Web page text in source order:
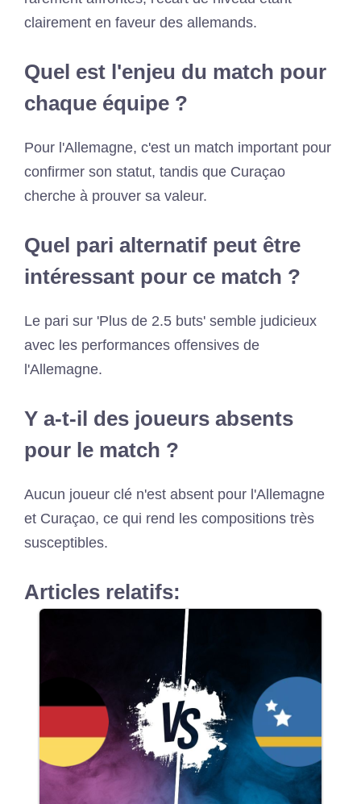
clairement en faveur des allemands.
Quel est l'enjeu du match pour
chaque équipe ?
Pour l'Allemagne, c'est un match important pour
confirmer son statut, tandis que Curaçao
cherche à prouver sa valeur.
Quel pari alternatif peut être
intéressant pour ce match ?
Le pari sur 'Plus de 2.5 buts' semble judicieux
avec les performances offensives de
l'Allemagne.
Y a-t-il des joueurs absents
pour le match ?
Aucun joueur clé n'est absent pour l'Allemagne
et Curaçao, ce qui rend les compositions très
susceptibles.
Articles relatifs: